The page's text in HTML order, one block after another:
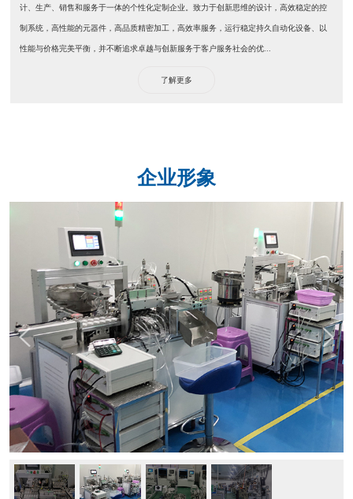
计、生产、销售和服务于一体的个性化定制企业。致力于创新思维的设计，高效稳定的控
制系统，高性能的元器件，高品质精密加工，高效率服务，运行稳定持久自动化设备、以
性能与价格完美平衡，并不断追求卓越与创新服务于客户服务社会的优...
了解更多
企业形象